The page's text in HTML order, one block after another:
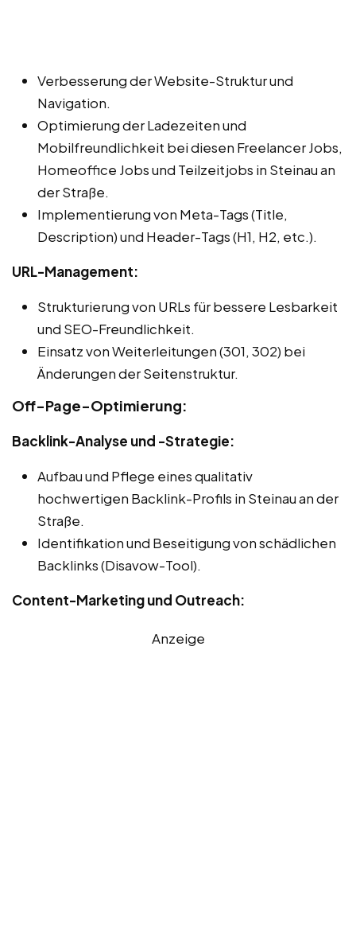
Verbesserung der Website-Struktur und
Navigation.
Optimierung der Ladezeiten und
Mobilfreundlichkeit bei diesen Freelancer Jobs,
Homeoffice Jobs und Teilzeitjobs in Steinau an
der Straße.
Implementierung von Meta-Tags (Title,
Description) und Header-Tags (H1, H2, etc.).
URL-Management:
Strukturierung von URLs für bessere Lesbarkeit
und SEO-Freundlichkeit.
Einsatz von Weiterleitungen (301, 302) bei
Änderungen der Seitenstruktur.
Off-Page-Optimierung:
Backlink-Analyse und -Strategie:
Aufbau und Pflege eines qualitativ
hochwertigen Backlink-Profils in Steinau an der
Straße.
Identifikation und Beseitigung von schädlichen
Backlinks (Disavow-Tool).
Content-Marketing und Outreach:
Anzeige